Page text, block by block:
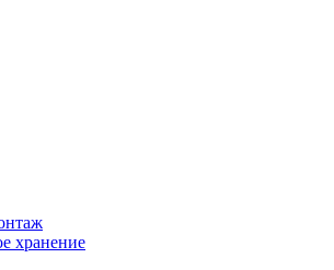
хранение